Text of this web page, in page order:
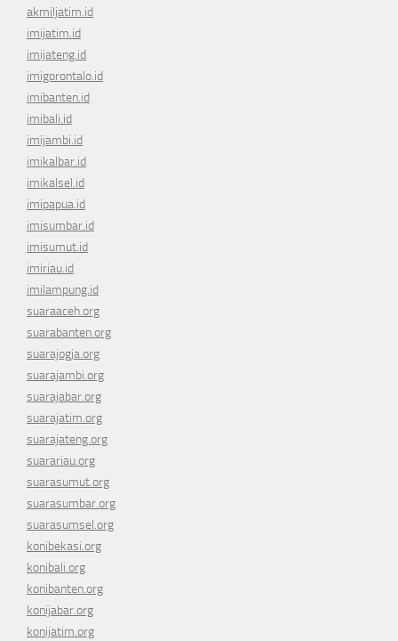
akmiljatim.id
imijatim.id
imijateng.id
imigorontalo.id
imibanten.id
imibali.id
imijambi.id
imikalbar.id
imikalsel.id
imipapua.id
imisumbar.id
imisumut.id
imiriau.id
imilampung.id
suaraaceh.org
suarabanten.org
suarajogja.org
suarajambi.org
suarajabar.org
suarajatim.org
suarajateng.org
suarariau.org
suarasumut.org
suarasumbar.org
suarasumsel.org
konibekasi.org
konibali.org
konibanten.org
konijabar.org
konijatim.org